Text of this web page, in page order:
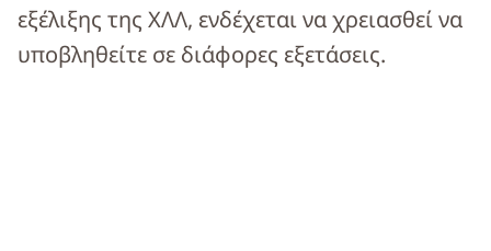
εξέλιξης της ΧΛΛ, ενδέχεται να χρειασθεί να
υποβληθείτε σε διάφορες εξετάσεις.